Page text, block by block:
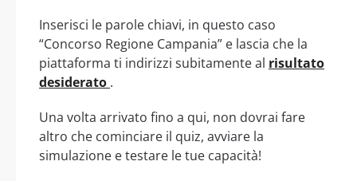
Inserisci le parole chiavi, in questo caso
“Concorso Regione Campania” e lascia che la
piattaforma ti indirizzi subitamente al risultato
desiderato .
Una volta arrivato fino a qui, non dovrai fare
altro che cominciare il quiz, avviare la
simulazione e testare le tue capacità!